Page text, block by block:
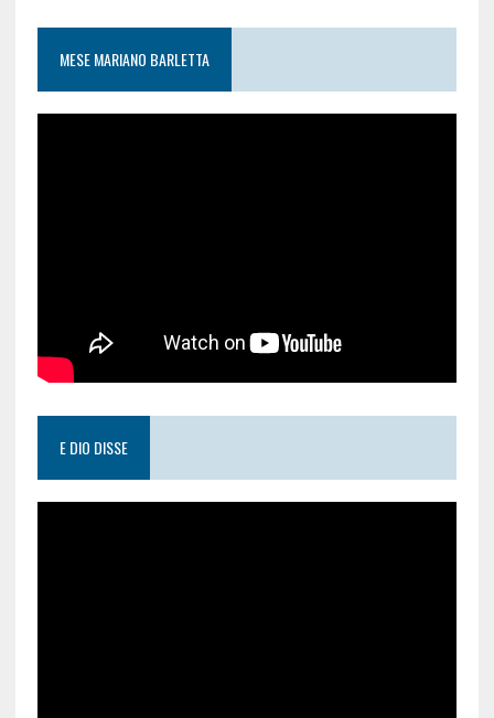
MESE MARIANO BARLETTA
E DIO DISSE